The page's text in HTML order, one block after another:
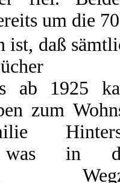
um die
ist, daß
ab 1925
zum
was in